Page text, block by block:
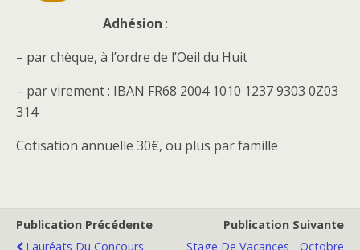
Adhésion :
– par chèque, à l’ordre de l’Oeil du Huit
– par virement : IBAN FR68 2004 1010 1237 9303 0Z03
314
Cotisation annuelle 30€, ou plus par famille
Publication Précédente
Lauréats Du Concours
Publication Suivante
Stage De Vacances - Octobre